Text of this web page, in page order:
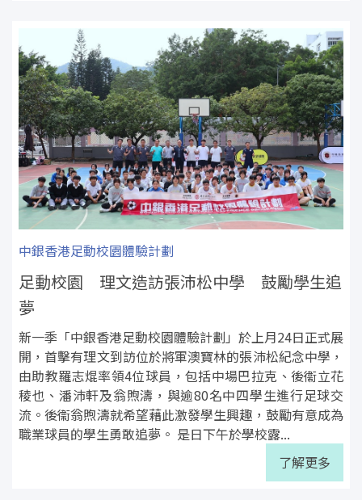
中銀香港足動校園體驗計劃
足動校園 理文造訪張沛松中學 鼓勵學生追
夢
新一季「中銀香港足動校園體驗計劃」於上月24日正式展
開，首擊有理文到訪位於將軍澳寶林的張沛松紀念中學，
由助教羅志焜率領4位球員，包括中場巴拉克、後衞立花
稜也、潘沛軒及翁煦濤，與逾80名中四學生進行足球交
流。後衞翁煦濤就希望藉此激發學生興趣，鼓勵有意成為
職業球員的學生勇敢追夢。 是日下午於學校露...
了解更多